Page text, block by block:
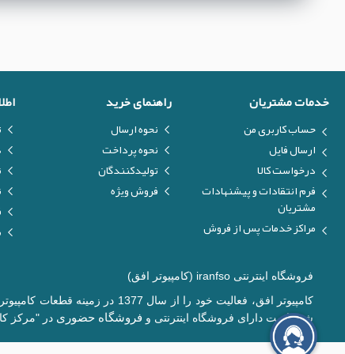
خدمات مشتریان
حساب کاربری من
ارسال فایل
درخواست کالا
فرم انتقادات و پیشنهادات
مشتریان
مراکز خدمات پس از فروش
راهنمای خرید
نحوه ارسال
نحوه پرداخت
تولیدکنندگان
فروش ویژه
فروشگاه اینترنتی iranfso (کامپیوتر افق)
کامپیوتر افق، فعالیت خود
شده است دارای فروشگاه اینترنتی و فروشگاه حضوری در "مرکز